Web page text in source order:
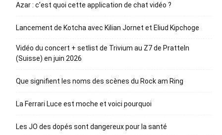
Azar : c’est quoi cette application de chat vidéo ?
Lancement de Kotcha avec Kilian Jornet et Eliud Kipchoge
Vidéo du concert + setlist de Trivium au Z7 de Pratteln
(Suisse) en juin 2026
Que signifient les noms des scènes du Rock am Ring
La Ferrari Luce est moche et voici pourquoi
Les JO des dopés sont dangereux pour la santé